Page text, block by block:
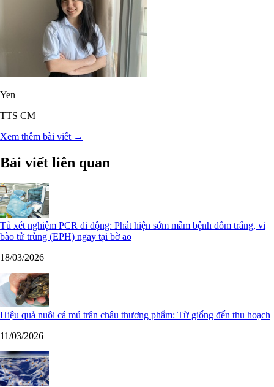
Yen
TTS CM
Xem thêm bài viết →
Bài viết liên quan
Tủ xét nghiệm PCR di động: Phát hiện sớm mầm bệnh đốm trắng, vi
bào tử trùng (EPH) ngay tại bờ ao
18/03/2026
Hiệu quả nuôi cá mú trân châu thương phẩm: Từ giống đến thu hoạch
11/03/2026